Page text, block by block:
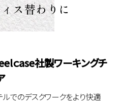
ス替わりに
ｃase社製ワーキングチ
ルでのデスクワークをより快適